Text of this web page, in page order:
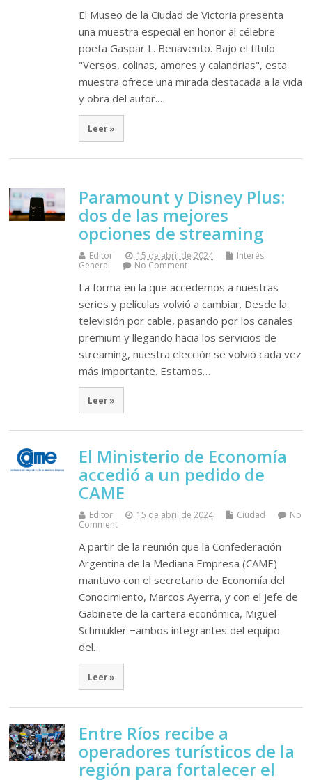
El Museo de la Ciudad de Victoria presenta
una muestra especial en honor al célebre
poeta Gaspar L. Benavento. Bajo el título
"Versos, colinas, amores y calandrias", esta
muestra ofrece una mirada destacada a la vida
y obra del autor.…
Leer »
Paramount y Disney Plus:
dos de las mejores
opciones de streaming
Editor 15 de abril de 2024
Interés
General
No Comment
La forma en la que accedemos a nuestras
series y películas volvió a cambiar. Desde la
televisión por cable, pasando por los canales
premium y llegando hacia los servicios de
streaming, nuestra elección se volvió cada vez
más importante. Estamos…
Leer »
El Ministerio de Economía
accedió a un pedido de
CAME
Editor 15 de abril de 2024 Ciudad
No
Comment
A partir de la reunión que la Confederación
Argentina de la Mediana Empresa (CAME)
mantuvo con el secretario de Economía del
Conocimiento, Marcos Ayerra, y con el jefe de
Gabinete de la cartera económica, Miguel
Schmukler −ambos integrantes del equipo
del…
Leer »
Entre Ríos recibe a
operadores turísticos de la
región para fortalecer el